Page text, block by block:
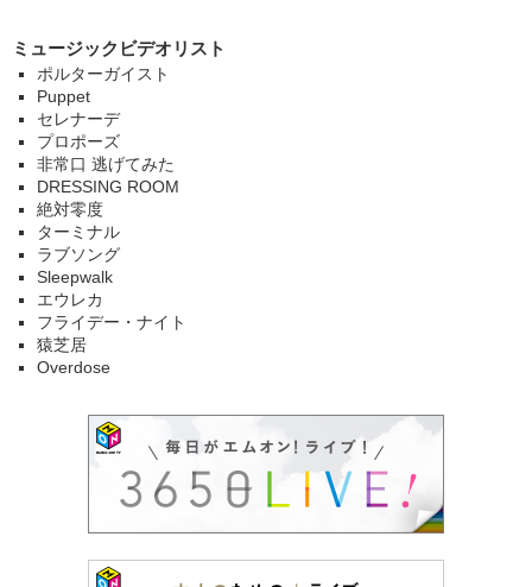
ミュージックビデオリスト
ポルターガイスト
Puppet
セレナーデ
プロポーズ
非常口 逃げてみた
DRESSING ROOM
絶対零度
ターミナル
ラブソング
Sleepwalk
エウレカ
フライデー・ナイト
猿芝居
Overdose